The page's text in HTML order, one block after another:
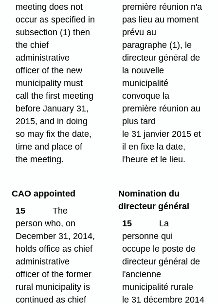
meeting does not
occur as specified in
subsection (1) then
the chief
administrative
officer of the new
municipality must
call the first meeting
before January 31,
2015, and in doing
so may fix the date,
time and place of
the meeting.
première réunion n'a
pas lieu au moment
prévu au
paragraphe (1), le
directeur général de
la nouvelle
municipalité
convoque la
première réunion au
plus tard
le 31 janvier 2015 et
il en fixe la date,
l'heure et le lieu.
CAO appointed
15
The
person who, on
December 31, 2014,
holds office as chief
administrative
officer of the former
rural municipality is
continued as chief
Nomination du
directeur général
15
La
personne qui
occupe le poste de
directeur général de
l'ancienne
municipalité rurale
le 31 décembre 2014